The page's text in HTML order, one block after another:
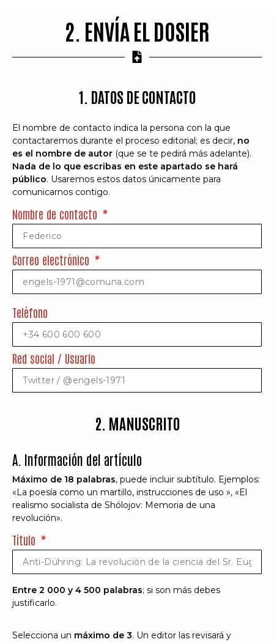
2. ENVÍA EL DOSIER
1. DATOS DE CONTACTO
El nombre de contacto indica la persona con la que
contactaremos durante el proceso editorial; es decir, no
es el nombre de autor (que se te pedirá más adelante).
Nada de lo que escribas en este apartado se hará
público. Usaremos estos datos únicamente para
comunicarnos contigo.
Nombre de contacto
Correo electrónico
Teléfono
Red social / Usuario
2. MANUSCRITO
A. Información del artículo
Máximo de 18 palabras, puede incluir subtítulo. Ejemplos:
«La poesía como un martillo, instrucciones de uso », «El
realismo socialista de Shólojov: Memoria de una
revolución».
Título
Entre 2 000 y 4 500 palabras; si son más debes
justificarlo.
Selecciona un máximo de 3. Un editor las revisará y